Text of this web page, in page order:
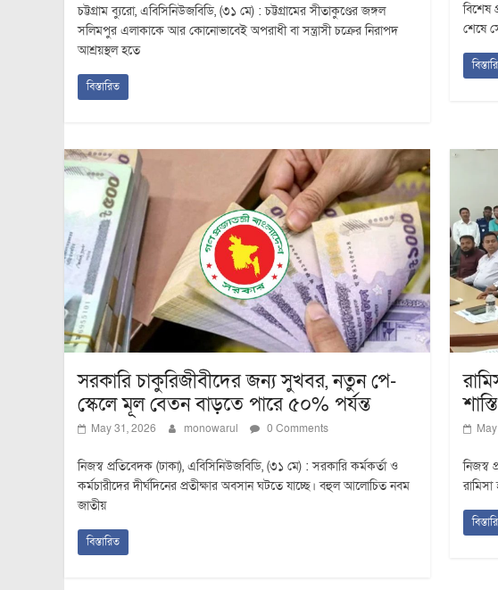
চট্টগ্রাম ব্যুরো, এবিসিনিউজবিডি, (৩১ মে) : চট্টগ্রামের সীতাকুণ্ডের জঙ্গল
সলিমপুর এলাকাকে আর কোনোভাবেই অপরাধী বা সন্ত্রাসী চক্রের নিরাপদ
আশ্রয়স্থল হতে
বিস্তারিত
বিশেষ
শেষে
সরকারি চাকুরিজীবীদের জন্য সুখবর, নতুন পে-
স্কেলে মূল বেতন বাড়তে পারে ৫০% পর্যন্ত
May 31, 2026 monowarul 0 Comments
নিজস্ব প্রতিবেদক (ঢাকা), এবিসিনিউজবিডি, (৩১ মে) : সরকারি কর্মকর্তা ও
কর্মচারীদের দীর্ঘদিনের প্রতীক্ষার অবসান ঘটতে যাচ্ছে। বহুল আলোচিত নবম
জাতীয়
বিস্তারিত
নিজস্ব